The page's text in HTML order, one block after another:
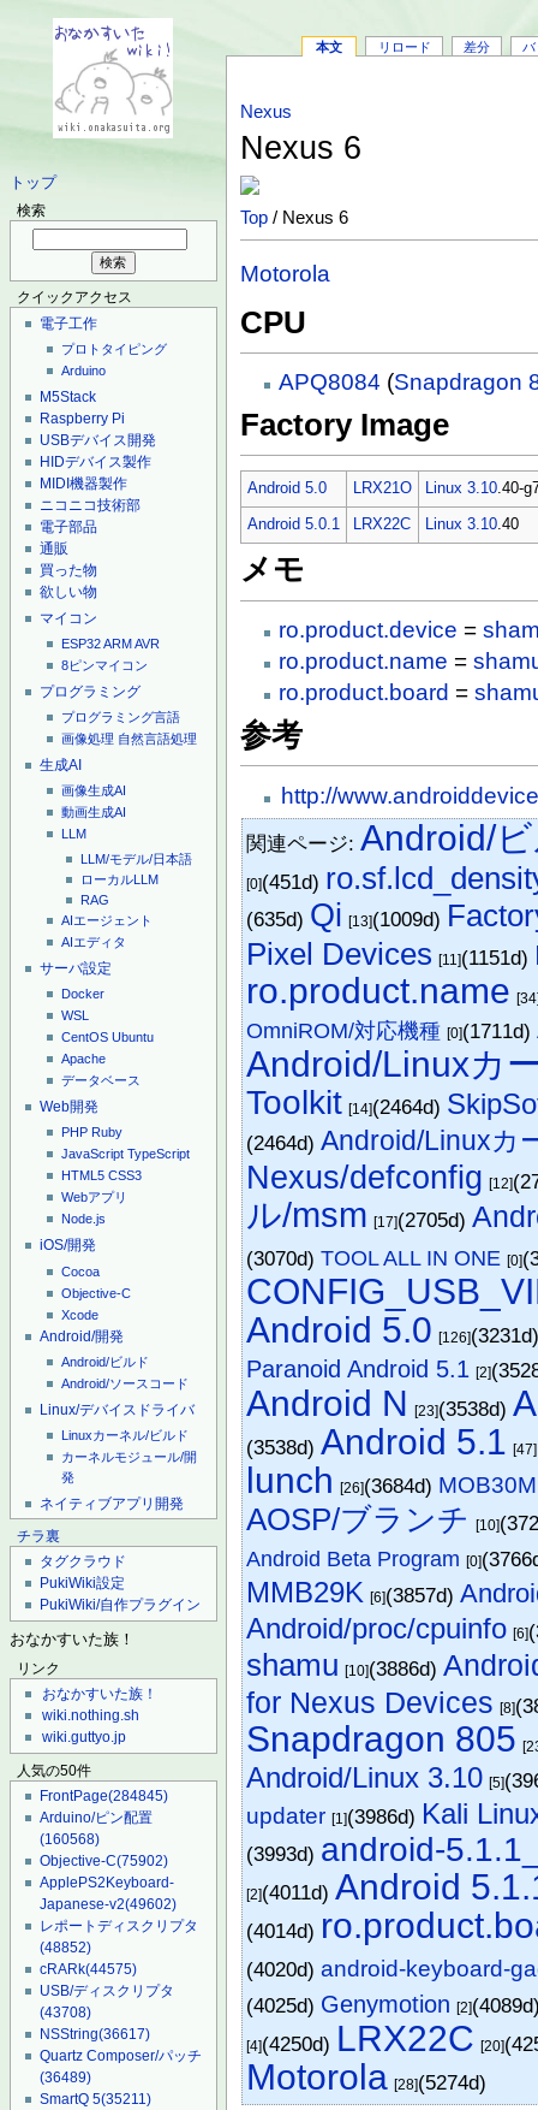
トップ
検索
クイックアクセス
電子工作
プロトタイピング
Arduino
M5Stack
Raspberry Pi
USBデバイス開発
HIDデバイス製作
MIDI機器製作
ニコニコ技術部
電子部品
通販
買った物
欲しい物
マイコン
ESP32ARMAVR
8ピンマイコン
プログラミング
プログラミング言語
画像処理 自然言語処理
生成AI
画像生成AI
動画生成AI
LLM
LLM/モデル/日本語
ローカルLLM
RAG
AIエージェント
AIエディタ
サーバ設定
Docker
WSL
CentOS Ubuntu
Apache
データベース
Web開発
PHP Ruby
JavaScript TypeScript
HTML5 CSS3
Webアプリ
Node.js
iOS/開発
Cocoa
Objective-C
Xcode
Android/開発
Android/ビルド
Android/ソースコード
Linux/デバイスドライバ
Linuxカーネル/ビルド
カーネルモジュール/開
発
ネイティブアプリ開発
チラ裏
タグクラウド
PukiWiki設定
PukiWiki/自作プラグイン
おなかすいた族！
リンク
おなかすいた族！
wiki.nothing.sh
wiki.guttyo.jp
人気の50件
FrontPage(284845)
Arduino/ピン配置
(160568)
Objective-C(75902)
ApplePS2Keyboard-
Japanese-v2(49602)
レポートディスクリプタ
(48852)
cRARk(44575)
USB/ディスクリプタ
(43708)
NSString(36617)
Quartz Composer/パッチ
(36489)
SmartQ 5(35211)
本文 リロード 差分 バ
Nexus
Nexus 6
Top / Nexus 6
Motorola
CPU
APQ8084 (Snapdragon
Factory Image
Android 5.0 LRX21O Linux 3.10 .40-
Android 5.0.1 LRX22C Linux 3.10 .40
メモ
ro.product.device =
ro.product.name =
ro.product.board =
参考
http://
関連ページ:Android/
[0](451d)
(635d) Qi [13](1009d)
Pixel Devices [11](1151d)
ro.product.name
OmniROM/対応機種 [0](1711d)
Android/Linuxカ
Toolkit [14](2464d)
(2464d)Android/Linuxカ
Nexus/defconfig [12]
ル/msm [17](2705d)
(3070d)TOOL ALL IN ONE [0]
Android 5.0 [126]
Paranoid Android 5.1 [2]
Android N [23](3538d)
(3538d)Android 5.1 [47]
lunch [26](3684d) MOB30M
AOSP/ブランチ [10]
Android Beta Program [0]
MMB29K [6](3857d)
Android/proc/cpuinfo [6]
shamu [10](3886d)
for Nexus Devices [8]
Snapdragon 805
Android/Linux 3.10 [5]
updater [1](3986d) Kali
(3993d) android-
[2](4011d)Android
(4014d)
(4020d)android-keyboard-
(4025d) Genymotion [2]
[4](4250d) LRX22C [20]
Motorola [28](5274d)